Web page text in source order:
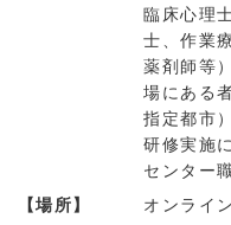
臨床心理
士、作業
薬剤師等
場にある
指定都市
研修実施
センター
【場所】
オンライン